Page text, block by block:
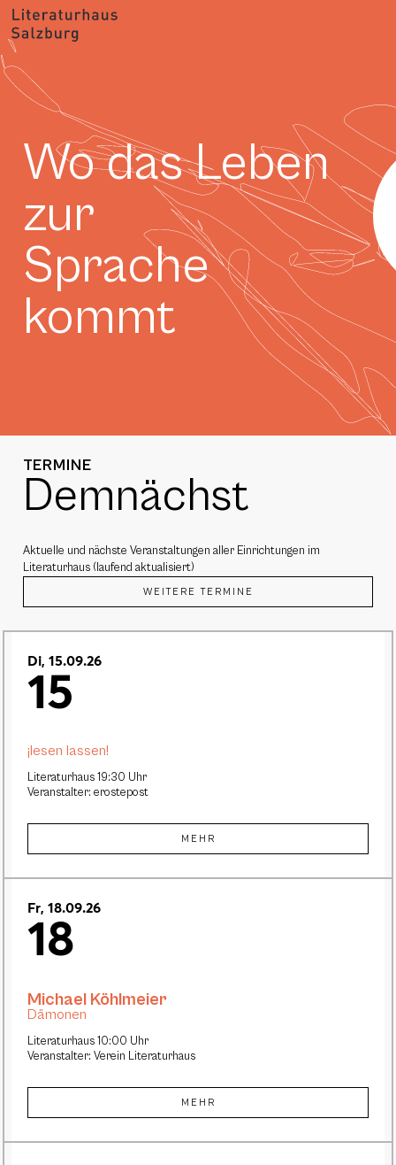
Wo das Leben
zur
Sprache
kommt
TERMINE
Demnächst
Aktuelle und nächste Veranstaltungen aller Einrichtungen im
Literaturhaus (laufend aktualisiert)
WEITERE TERMINE
Di, 15.09.26
15
Literaturhaus 19:30 Uhr
Veranstalter: erostepost
¡lesen lassen!
MEHR
Fr, 18.09.26
18
Literaturhaus 10:00 Uhr
Veranstalter: Verein Literaturhaus
Michael Köhlmeier
Dämonen
MEHR